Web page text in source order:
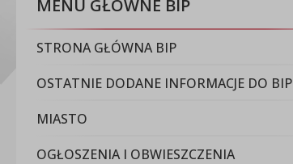
MENU GŁÓWNE BIP
STRONA GŁÓWNA BIP
OSTATNIE DODANE INFORMACJE DO BIP
MIASTO
OGŁOSZENIA I OBWIESZCZENIA